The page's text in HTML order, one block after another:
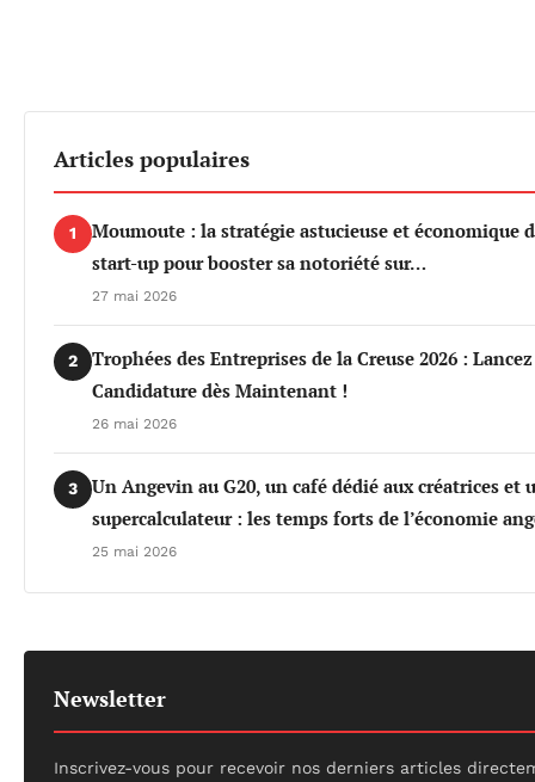
Articles populaires
1
Moumoute : la stratégie astucieuse et économique
start-up pour booster sa notoriété sur…
27 mai 2026
2
Trophées des Entreprises de la Creuse 2026 :
Candidature dès Maintenant !
26 mai 2026
3
Un Angevin au G20, un café dédié aux créatrices et
supercalculateur : les temps forts de l’économie
25 mai 2026
Newsletter
Inscrivez-vous pour recevoir nos derniers articles